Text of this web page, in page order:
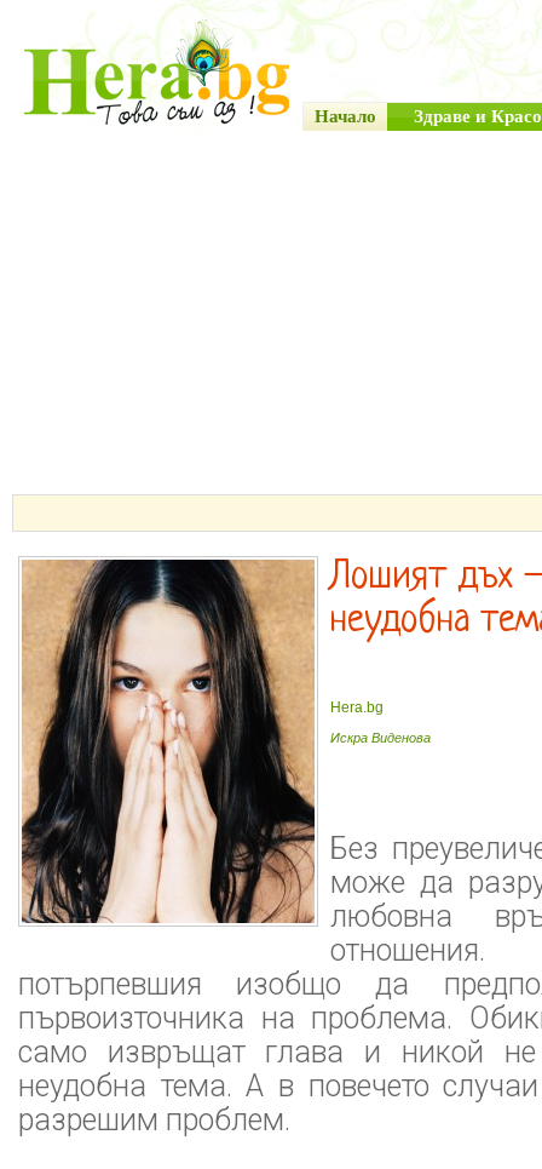
Начало Здраве и
Лошият дъх
неудобна
Hera.bg
Искра Виденова
Без
може да
любовна
потърпевшия изобщо да
първоизточника на проблема.
само извръщат глава и никой
неудобна тема. А в повечето
разрешим проблем.